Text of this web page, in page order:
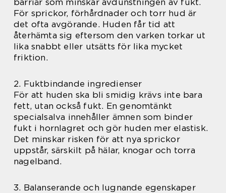
barriär som minskar avdunstningen av fukt.
För sprickor, förhårdnader och torr hud är
det ofta avgörande. Huden får tid att
återhämta sig eftersom den varken torkar ut
lika snabbt eller utsätts för lika mycket
friktion.
2. Fuktbindande ingredienser
För att huden ska bli smidig krävs inte bara
fett, utan också fukt. En genomtänkt
specialsalva innehåller ämnen som binder
fukt i hornlagret och gör huden mer elastisk.
Det minskar risken för att nya sprickor
uppstår, särskilt på hälar, knogar och torra
nagelband.
3. Balanserande och lugnande egenskaper